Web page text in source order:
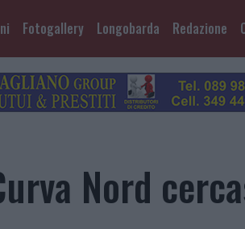
Fotogallery Longobarda Redazione
Nord